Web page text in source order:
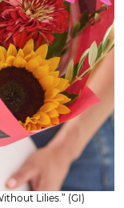
Lilies.” (GI)